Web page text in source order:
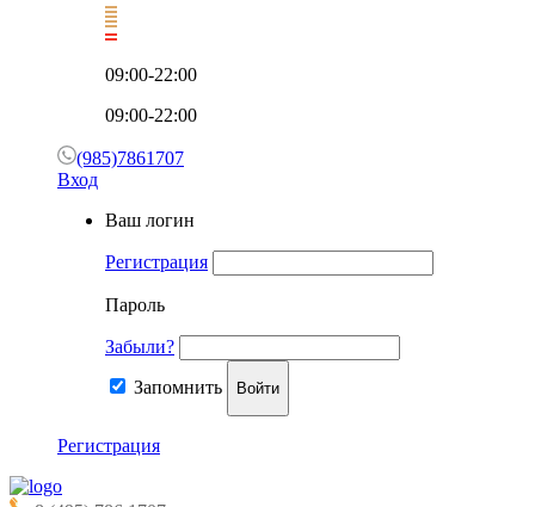
09:00-22:00
09:00-22:00
(985)7861707
Вход
Ваш логин
Регистрация
Пароль
Забыли?
Запомнить Войти
Регистрация